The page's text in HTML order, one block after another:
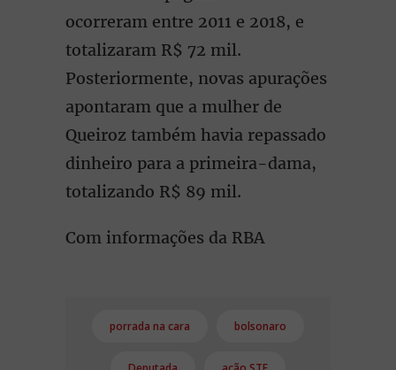
ocorreram entre 2011 e 2018, e
totalizaram R$ 72 mil.
Posteriormente, novas apurações
apontaram que a mulher de
Queiroz também havia repassado
dinheiro para a primeira-dama,
totalizando R$ 89 mil.
Com informações da RBA
porrada na cara bolsonaro